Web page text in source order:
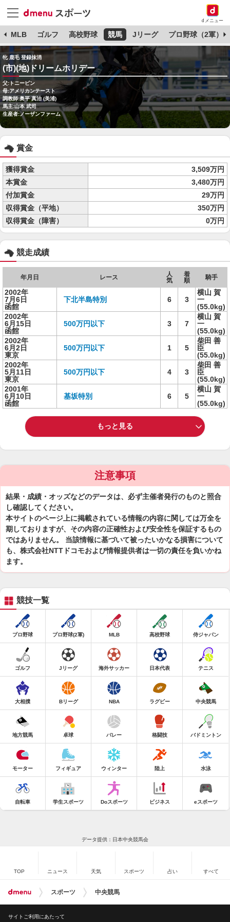
dメニュー
MLB ゴルフ 高校野球 競馬 Jリーグ プロ野球（2軍）
牝 鹿毛 登録抹消
(市)(地)ドリームホリデー
父:トニービン
母:アメリカンテースト
調教師:奥平 真治 (美浦)
馬主:山本 武司
生産者:ノーザンファーム
賞金
獲得賞金
3,509万円
本賞金
3,480万円
付加賞金
29万円
収得賞金（平地）
350万円
収得賞金（障害）
0万円
競走成績
年月日 レース
人
気
着
順
騎手
2002年
7月6日
函館
下北半島特別 6 3
横山 賀
一
(55.0kg)
2002年
6月15日
函館
500万円以下 3 7
横山 賀
一
(55.0kg)
2002年
6月2日
東京
500万円以下 1 5
柴田 善
臣
(55.0kg)
2002年
5月11日
東京
500万円以下 4 3
柴田 善
臣
(55.0kg)
2001年
6月10日
函館
基坂特別 6 5
横山 賀
一
(55.0kg)
もっと見る
注意事項
結果・成績・オッズなどのデータは、必ず主催者発行のものと照合
し確認してください。
本サイトのページ上に掲載されている情報の内容に関しては万全を
期しておりますが、その内容の正確性および安全性を保証するもの
ではありません。 当該情報に基づいて被ったいかなる損害について
も、株式会社NTTドコモおよび情報提供者は一切の責任を負いかね
ます。
競技一覧
プロ野球 プロ野球(2軍) MLB 高校野球 侍ジャパン
ゴルフ Jリーグ 海外サッカー 日本代表 テニス
大相撲 Bリーグ NBA ラグビー 中央競馬
地方競馬 卓球 バレー 格闘技 バドミントン
モーター フィギュア ウィンター 陸上 水泳
自転車 学生スポーツ Doスポーツ ビジネス eスポーツ
データ提供：日本中央競馬会
TOP ニュース 天気 スポーツ 占い すべて
スポーツ 中央競馬
サイトご利用にあたって